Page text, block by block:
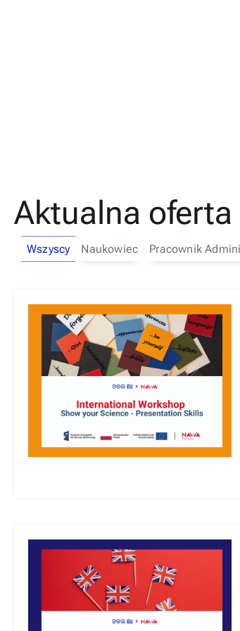
Aktualna oferta
Naukowiec Pracownik
Wszyscy